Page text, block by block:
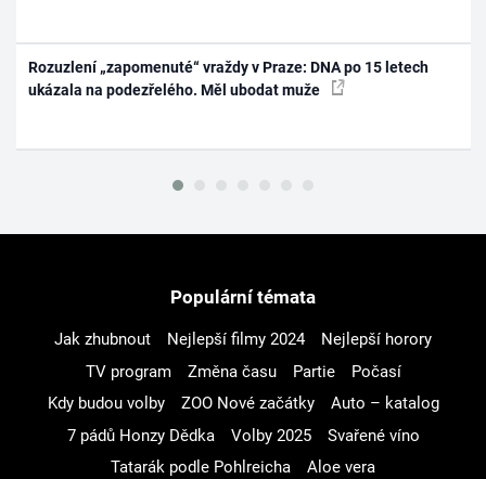
Rozuzlení „zapomenuté“ vraždy v Praze: DNA po 15 letech
ukázala na podezřelého. Měl ubodat muže
Populární témata
Jak zhubnout Nejlepší filmy 2024
Nejlepší horory
TV program
Změna času Partie
Počasí
Kdy budou volby
ZOO Nové začátky
Auto – katalog
7 pádů Honzy Dědka
Volby 2025
Svařené víno
Tatarák podle Pohlreicha
Aloe vera